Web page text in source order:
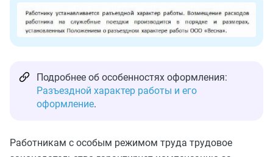
Подробнее об особенностях оформления:
Разъездной характер работы и его
оформление.
Работникам с особым режимом труда трудовое